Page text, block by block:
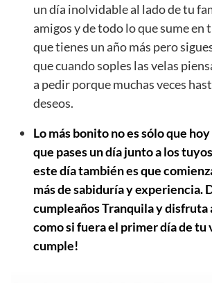
un día inolvidable al lado de tu
amigos y de todo lo que sume en
que tienes un año más pero
que cuando soples las velas
a pedir porque muchas veces
deseos.
Lo más bonito no es sólo que
que pases un día junto a los
este día también es que
más de sabiduría y experiencia.
cumpleaños Tranquila y disfruta
como si fuera el primer día de tu
cumple!